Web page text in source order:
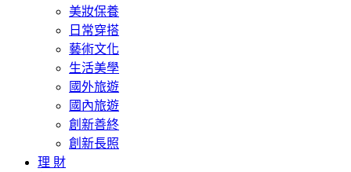
美妝保養
日常穿搭
藝術文化
生活美學
國外旅遊
國內旅遊
創新善終
創新長照
理 財